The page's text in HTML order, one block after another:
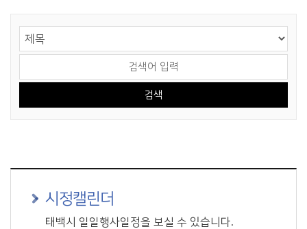
시정캘린더
태백시 일일행사일정을 보실 수 있습니다.